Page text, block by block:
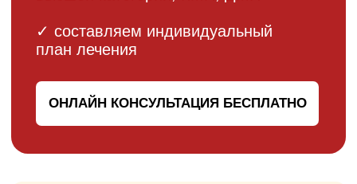
коленного сустава
коленных суставов. При составлении
предварительного счета — фиксируем для
время принять решение). При повторном
обращении для эндопротезирования
предусмотрена система скидок (до 10%).
коленного сустава